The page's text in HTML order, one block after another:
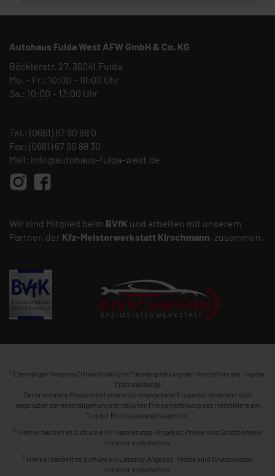
Autohaus Fulda West AFW GmbH & Co. KG
Böcklerstr. 27, 36041 Fulda
Mo. – Fr.: 10:00 – 18:00 Uhr
Sa.: 10:00 – 13:00 Uhr
Tel.: (0661) 67 90 88 0
Fax: (0661) 67 90 88 30
Mail: info@autohaus-fulda-west.de
Wir sind Mitglied beim BVfK und arbeiten mit unserem
Partner, der Kfz-Meisterwerkstatt Kirschmann, zusammen.
1 Ehemaliger Neupreis (Unverbindliche Preisempfehlung des Herstellers am Tag der
Erstzulassung).
Der errechnete Preisvorteil sowie die angegebene Ersparnis errechnet sich
gegenüber der ehemaligen unverbindlichen Preisempfehlung des Herstellers am
Tag der Erstzulassung (Neupreis).
2 Hierbei handelt es sich um ein Finanzierungs-Angebot. Preise sind Bruttopreise.
Irrtümer vorbehalten.
3 Hierbei handelt es sich um ein Leasing-Angebot. Preise sind Bruttopreise.
Irrtümer vorbehalten.